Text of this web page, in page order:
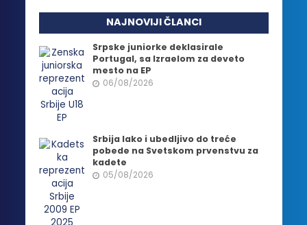
NAJNOVIJI ČLANCI
Srpske juniorke deklasirale
Portugal, sa Izraelom za deveto
mesto na EP
06/08/2026
Srbija lako i ubedljivo do treće
pobede na Svetskom prvenstvu za
kadete
05/08/2026